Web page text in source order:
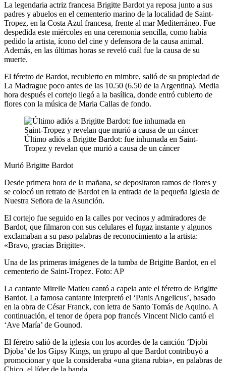
La legendaria actriz francesa Brigitte Bardot ya reposa junto a sus
padres y abuelos en el cementerio marino de la localidad de Saint-
Tropez, en la Costa Azul francesa, frente al mar Mediterráneo. Fue
despedida este miércoles en una ceremonia sencilla, como había
pedido la artista, ícono del cine y defensora de la causa animal.
Además, en las últimas horas se reveló cuál fue la causa de su
muerte.
El féretro de Bardot, recubierto en mimbre, salió de su propiedad de
La Madrague poco antes de las 10.50 (6.50 de la Argentina). Media
hora después el cortejo llegó a la basílica, donde entró cubierto de
flores con la música de Maria Callas de fondo.
Último adiós a Brigitte Bardot: fue inhumada en Saint-
Tropez y revelan que murió a causa de un cáncer
Murió Brigitte Bardot
Desde primera hora de la mañana, se depositaron ramos de flores y
se colocó un retrato de Bardot en la entrada de la pequeña iglesia de
Nuestra Señora de la Asunción.
El cortejo fue seguido en la calles por vecinos y admiradores de
Bardot, que filmaron con sus celulares el fugaz instante y algunos
exclamaban a su paso palabras de reconocimiento a la artista:
«Bravo, gracias Brigitte».
Una de las primeras imágenes de la tumba de Brigitte Bardot, en el
cementerio de Saint-Tropez. Foto: AP
La cantante Mirelle Matieu cantó a capela ante el féretro de Brigitte
Bardot. La famosa cantante interpretó el ‘Panis Angelicus’, basado
en la obra de César Franck, con letra de Santo Tomás de Aquino. A
continuación, el tenor de ópera pop francés Vincent Niclo cantó el
‘Ave María’ de Gounod.
El féretro salió de la iglesia con los acordes de la canción ‘Djobi
Djoba’ de los Gipsy Kings, un grupo al que Bardot contribuyó a
promocionar y que la consideraba «una gitana rubia», en palabras de